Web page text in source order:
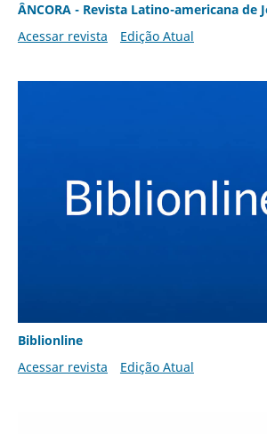
ÂNCORA - Revista Latino-americana de
Acessar revista
Edição Atual
Biblionline
Acessar revista
Edição Atual